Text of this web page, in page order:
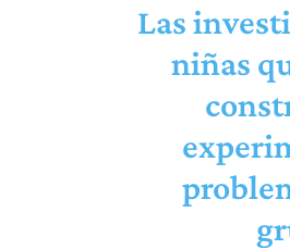
Las
niñas